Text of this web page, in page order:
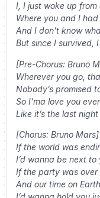
I, I just woke up from
Where you and I
And I don’t know
But since I survived,
[Pre-Chorus: Bruno
Wherever you go,
Nobody’s promised
So I’ma love you
Like it’s the last night
[Chorus: Bruno Mars]
If the world was
I’d wanna be next to
If the party was over
And our time on